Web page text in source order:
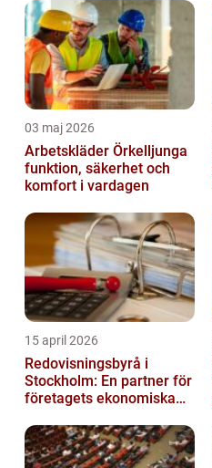
03 maj 2026
Arbetskläder Örkelljunga
funktion, säkerhet och
komfort i vardagen
15 april 2026
Redovisningsbyrå i
Stockholm: En partner för
företagets ekonomiska